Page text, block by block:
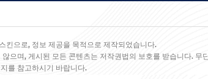
으로, 정보 제공을 목적으로 제작되었습니다.
으며, 게시된 모든 콘텐츠는 저작권법의 보호를 받습니다. 무
를 참고하시기 바랍니다.